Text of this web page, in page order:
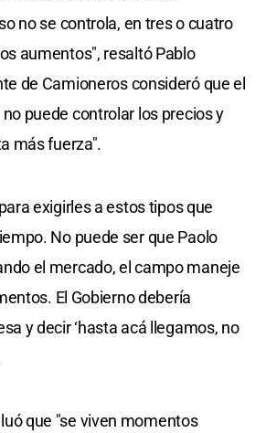
no se controla, en tres o cuatro
aumentos", resaltó Pablo
de Camioneros consideró que el
puede controlar los precios y
más fuerza".
exigirles a estos tipos que
No puede ser que Paolo
el mercado, el campo maneje
El Gobierno debería
y decir ‘hasta acá llegamos, no
que "se viven momentos